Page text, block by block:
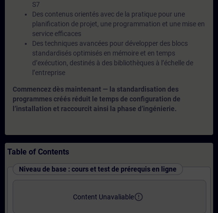
S7
Des contenus orientés avec de la pratique pour une
planification de projet, une programmation et une mise en
service efficaces
Des techniques avancées pour développer des blocs
standardisés optimisés en mémoire et en temps
d’exécution, destinés à des bibliothèques à l’échelle de
l’entreprise
Commencez dès maintenant — la standardisation des
programmes créés réduit le temps de configuration de
l’installation et raccourcit ainsi la phase d’ingénierie.
Table of Contents
Niveau de base : cours et test de prérequis en ligne
Content Unavaliableerror_outline